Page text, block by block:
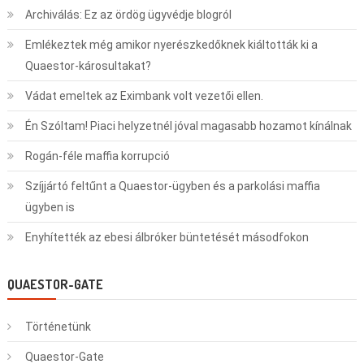
Archiválás: Ez az ördög ügyvédje blogról
Emlékeztek még amikor nyerészkedőknek kiáltották ki a
Quaestor-károsultakat?
Vádat emeltek az Eximbank volt vezetői ellen.
Én Szóltam! Piaci helyzetnél jóval magasabb hozamot kínálnak
Rogán-féle maffia korrupció
Szíjjártó feltűnt a Quaestor-ügyben és a parkolási maffia
ügyben is
Enyhítették az ebesi álbróker büntetését másodfokon
QUAESTOR-GATE
Történetünk
Quaestor-Gate